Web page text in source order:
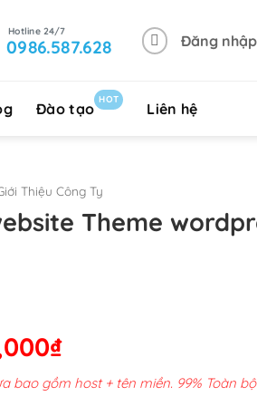
0986.587.628 Đăng nhập
Đào tạo
HOT
Liên hệ
Thiệu Công Ty
Theme
₫Giá
hiện
tại
bao gồm host + tên miền. 99% Toàn